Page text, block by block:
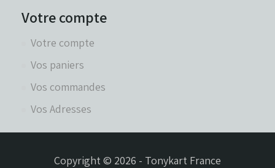
Votre compte
Votre compte
Vos paniers
Vos commandes
Vos Adresses
Copyright © 2026 - Tonykart France